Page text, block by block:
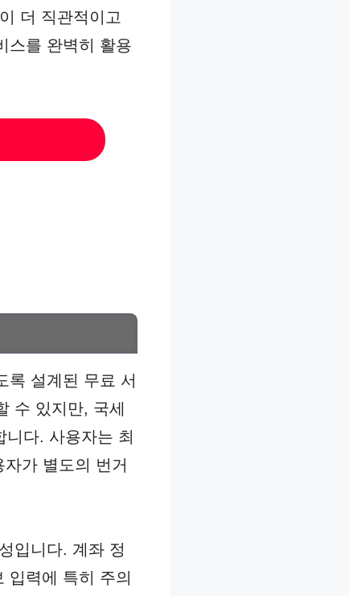
더 직관적이고
스를 완벽히 활용
록 설계된 무료 서
수 있지만, 국세
다. 사용자는 최
가 별도의 번거
입니다. 계좌 정
입력에 특히 주의